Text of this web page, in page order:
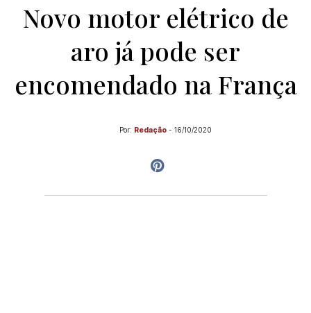
Novo motor elétrico de
aro já pode ser
encomendado na França
Por: Redação - 16/10/2020